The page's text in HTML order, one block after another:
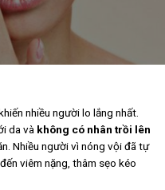
nhiều người lo lắng nhất.
da và không có nhân trồi lên
Nhiều người vì nóng vội đã tự
viêm nặng, thâm sẹo kéo